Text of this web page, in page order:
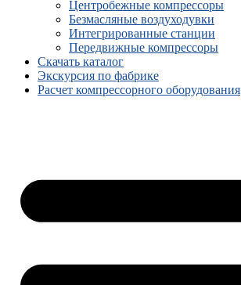
Центробежные компрессоры
Безмасляные воздуходувки
Интегрированные станции
Передвижные компрессоры
Скачать каталог
Экскурсия по фабрике
Расчет компрессорного оборудования